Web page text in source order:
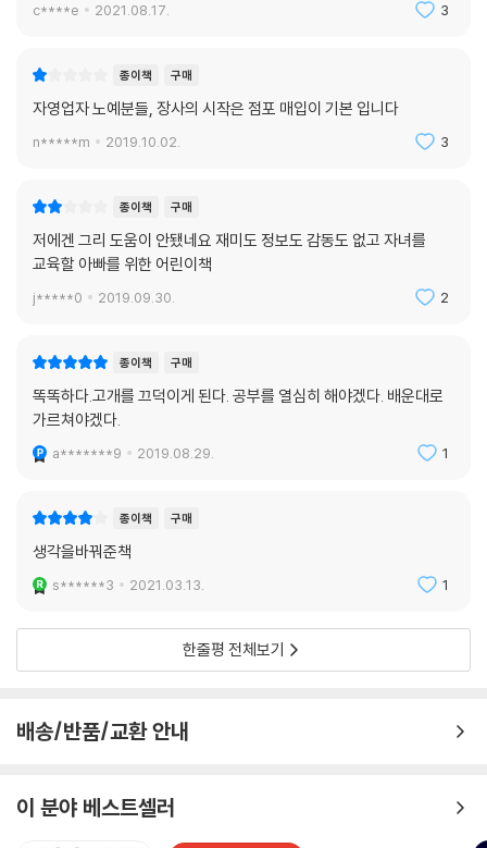
c****e 2021.08.17. 3
종이책 구매
자영업자 노예분들, 장사의 시작은 점포 매입이 기본 입니다
n*****m 2019.10.02. 3
종이책 구매
저에겐 그리 도움이 안됐네요 재미도 정보도 감동도 없고 자녀를
교육할 아빠를 위한 어린이책
j*****0 2019.09.30. 2
종이책 구매
똑똑하다.고개를 끄덕이게 된다. 공부를 열심히 해야겠다. 배운대로
가르쳐야겠다.
a*******9 2019.08.29. 1
종이책 구매
생각을바꿔준책
s******3 2021.03.13. 1
한줄평 전체보기
배송/반품/교환 안내
이 분야 베스트셀러